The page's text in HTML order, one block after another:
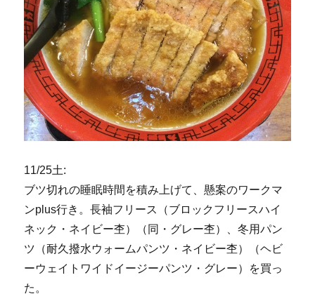
11/25土:
ブツ切れの睡眠時間を積み上げて、懸案のワークマ
ンplus行き。長袖フリース（ブロックフリースハイ
ネック・ネイビー杢）（同・グレー杢）、冬用パン
ツ（耐久撥水ウォームパンツ・ネイビー杢）（ヘビ
ーウェイトワイドイージーパンツ・グレー）を買っ
た。